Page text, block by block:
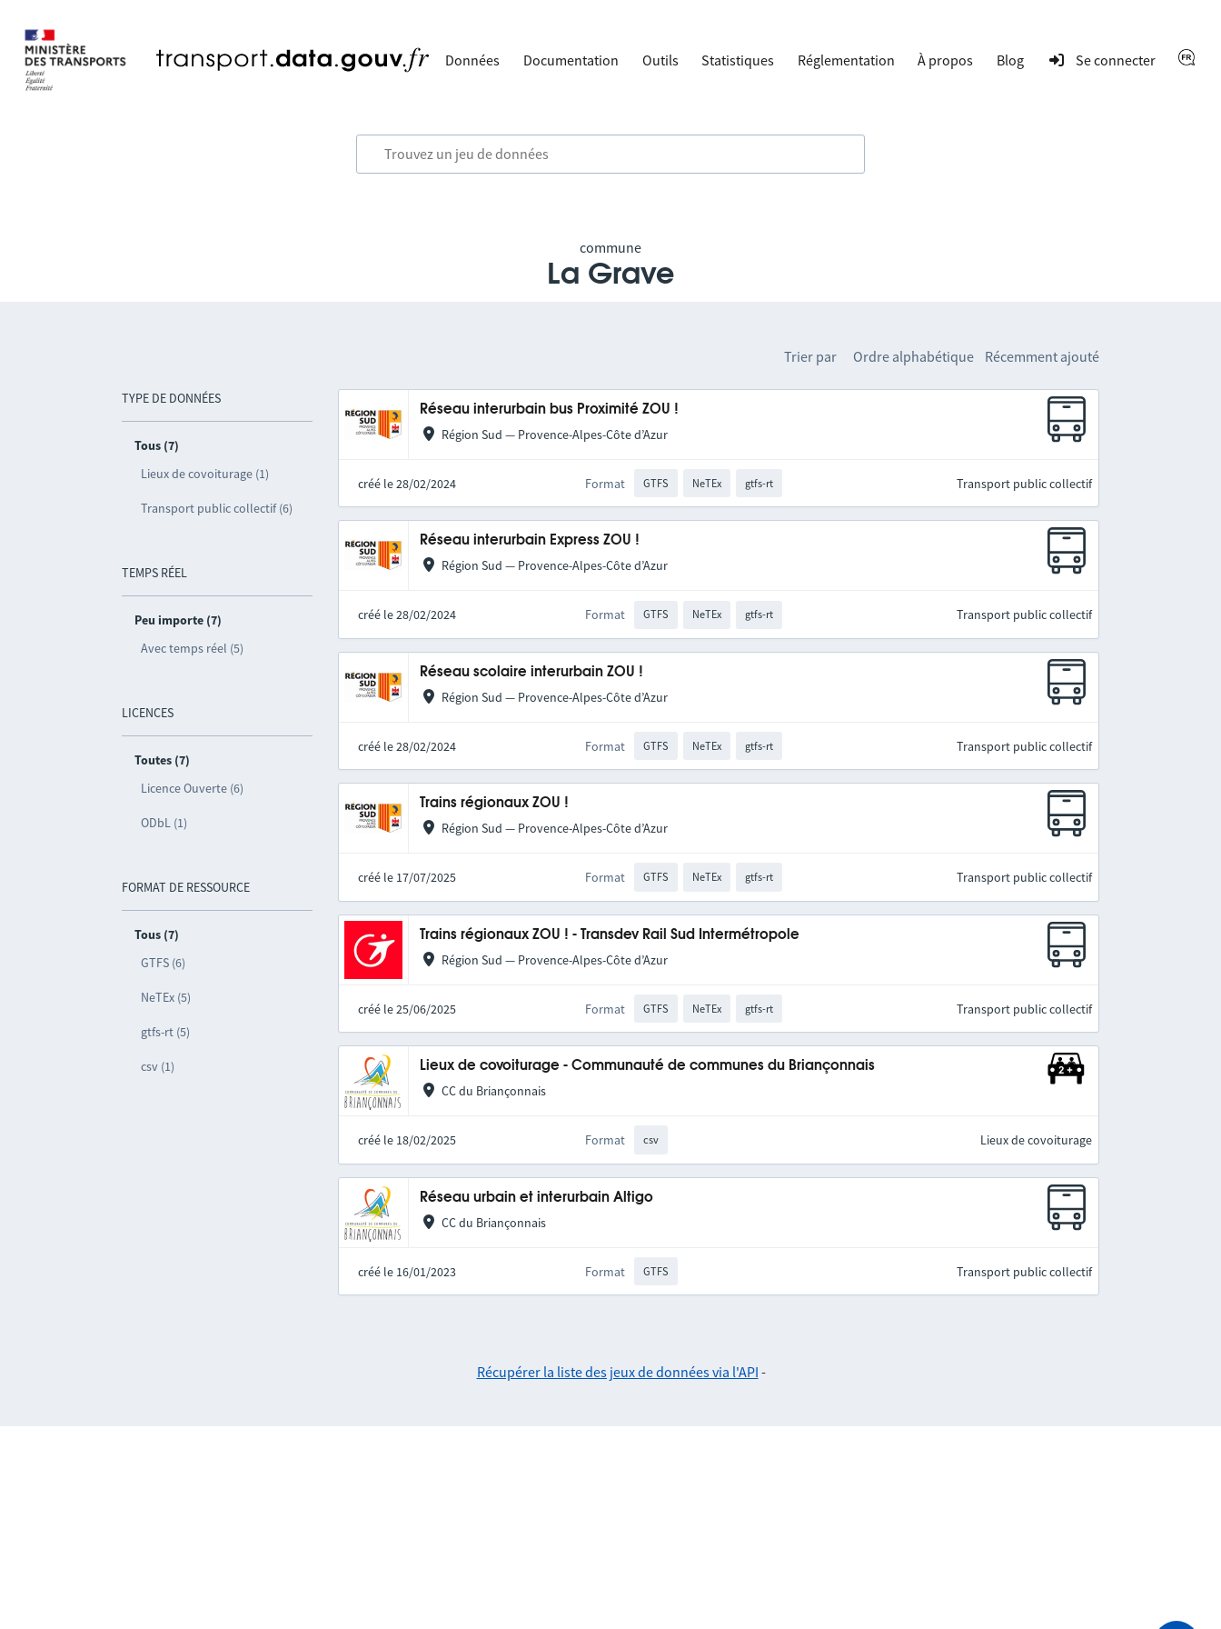
Données Documentation Outils Statistiques Réglementation À propos Blog Se connecter
commune
La Grave
TYPE DE DONNÉES
Tous (7)
Lieux de covoiturage (1)
Transport public collectif (6)
TEMPS RÉEL
Peu importe (7)
Avec temps réel (5)
LICENCES
Toutes (7)
Licence Ouverte (6)
ODbL (1)
FORMAT DE RESSOURCE
Tous (7)
GTFS (6)
NeTEx (5)
gtfs-rt (5)
csv (1)
Trier par Ordre alphabétique Récemment ajouté
Réseau interurbain bus Proximité ZOU !
Région Sud — Provence-Alpes-Côte d’Azur
créé le 28/02/2024 Format GTFS NeTEx gtfs-rt Transport public collectif
Réseau interurbain Express ZOU !
Région Sud — Provence-Alpes-Côte d’Azur
créé le 28/02/2024 Format GTFS NeTEx gtfs-rt Transport public collectif
Réseau scolaire interurbain ZOU !
Région Sud — Provence-Alpes-Côte d’Azur
créé le 28/02/2024 Format GTFS NeTEx gtfs-rt Transport public collectif
Trains régionaux ZOU !
Région Sud — Provence-Alpes-Côte d’Azur
créé le 17/07/2025 Format GTFS NeTEx gtfs-rt Transport public collectif
Trains régionaux ZOU ! - Transdev Rail Sud Intermétropole
Région Sud — Provence-Alpes-Côte d’Azur
créé le 25/06/2025 Format GTFS NeTEx gtfs-rt Transport public collectif
Lieux de covoiturage - Communauté de communes du Briançonnais
CC du Briançonnais
créé le 18/02/2025 Format csv Lieux de covoiturage
Réseau urbain et interurbain Altigo
CC du Briançonnais
créé le 16/01/2023 Format GTFS Transport public collectif
Récupérer la liste des jeux de données via l'API -